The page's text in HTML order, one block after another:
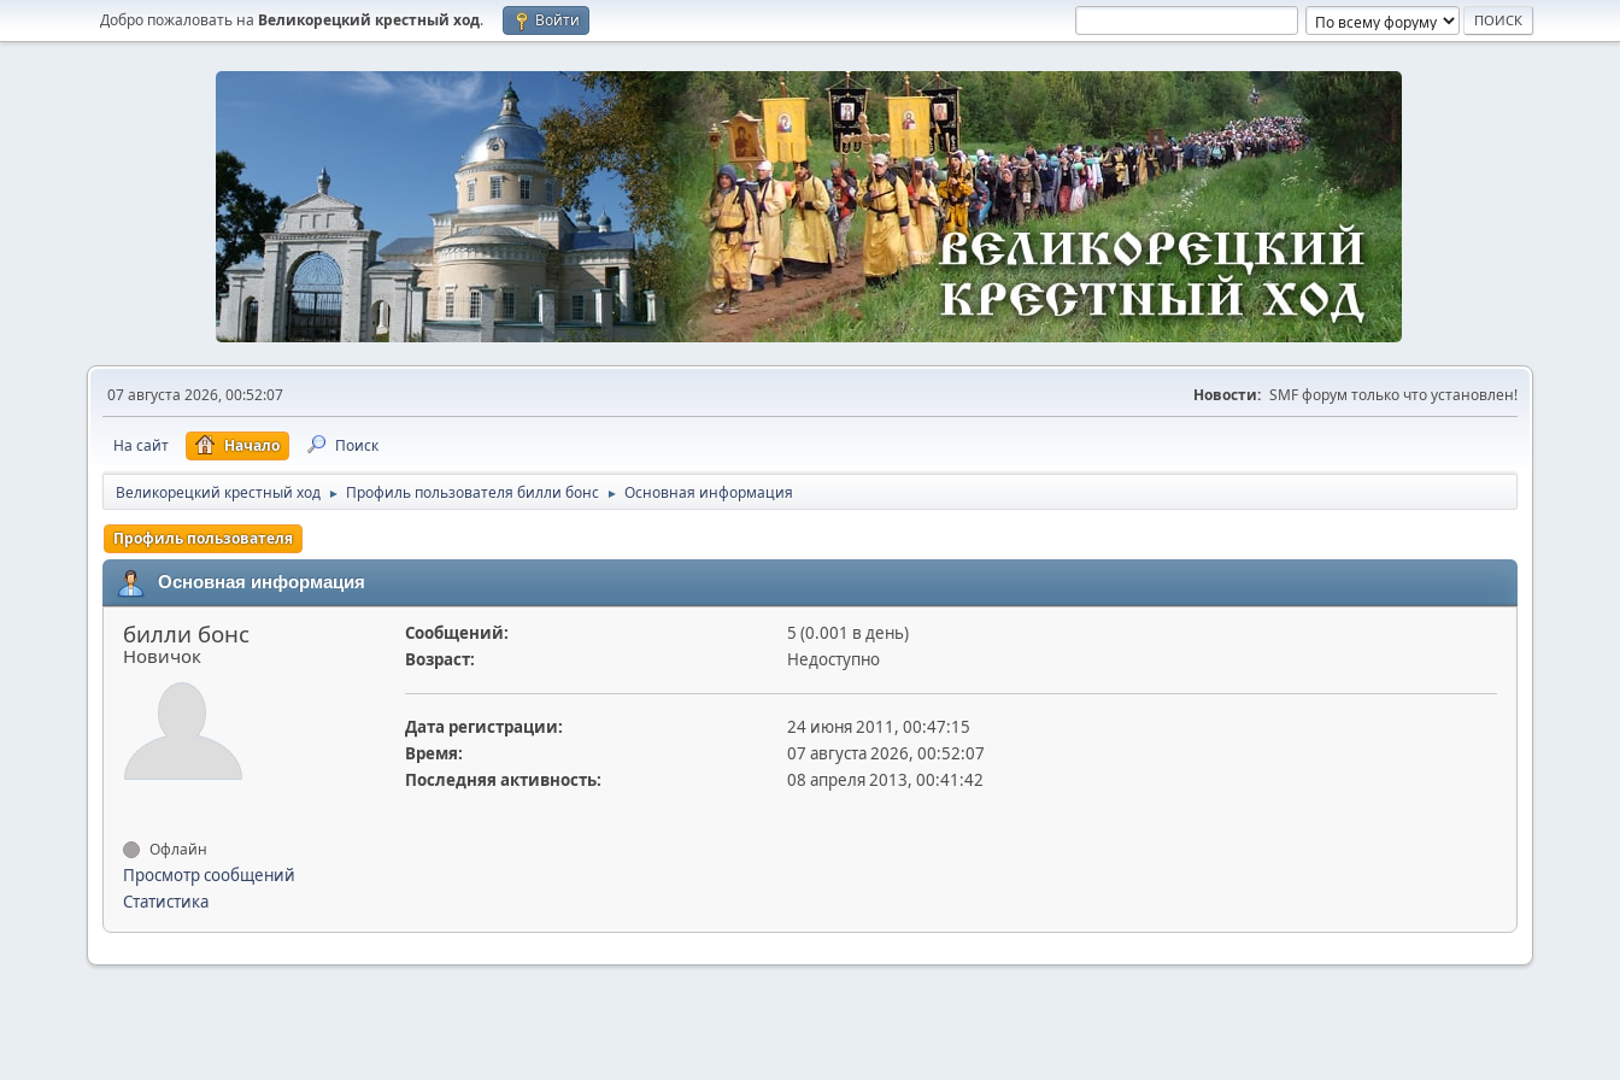
Добро пожаловать на Великорецкий крестный ход. Войти
07 августа 2026, 00:52:07 Новости: SMF форум только что установлен!
На сайт Начало Поиск
Великорецкий крестный ход ► Профиль пользователя билли бонс ► Основная информация
Профиль пользователя
Основная информация
билли бонс
Новичок
Офлайн
Просмотр сообщений
Статистика
Сообщений:
5 (0.001 в день)
Возраст:
Недоступно
Дата регистрации:
24 июня 2011, 00:47:15
Время:
07 августа 2026, 00:52:07
Последняя активность:
08 апреля 2013, 00:41:42